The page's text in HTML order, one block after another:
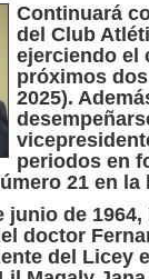
Continuará
del Club
ejerciendo el
próximos
2025).
periodos en
21 en
junio de
doctor
del Licey